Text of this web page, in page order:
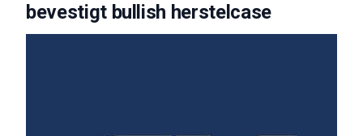
bevestigt bullish herstelcase